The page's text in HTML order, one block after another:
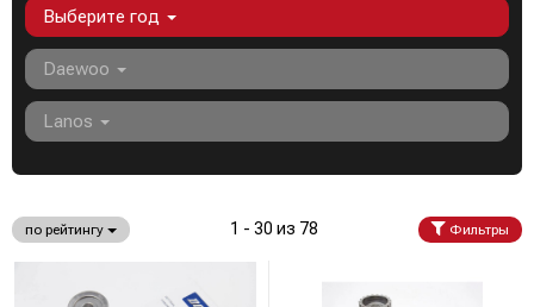
Выберите год
Daewoo
Lanos
по рейтингу 1 - 30 из 78 Фильтры